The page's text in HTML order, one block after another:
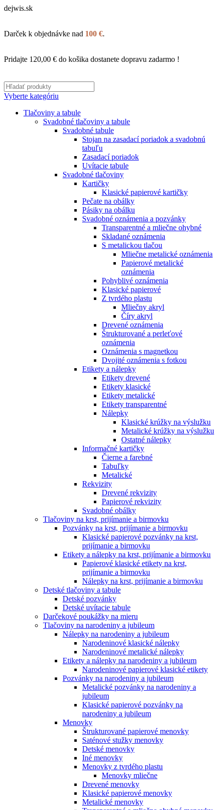
dejwis.sk
Darček k objednávke nad 100 €.
Pridajte 120,00 € do košika dostanete dopravu zadarmo !
Vyberte kategóriu
Tlačoviny a tabule
Svadobné tlačoviny a tabule
Svadobné tabule
Stojan na zasadací poriadok a svadobnú
tabuľu
Zasadací poriadok
Uvítacie tabule
Svadobné tlačoviny
Kartičky
Klasické papierové kartičky
Pečate na obálky
Pásiky na obálku
Svadobné oznámenia a pozvánky
Transparentné a mliečne ohybné
Skladané oznámenia
S metalickou tlačou
Mliečne metalické oznámenia
Papierové metalické
oznámenia
Pohyblivé oznámenia
Klasické papierové
Z tvrdého plastu
Mliečny akryl
Číry akryl
Drevené oznámenia
Štrukturované a perleťové
oznámenia
Oznámenia s magnetkou
Dvojité oznámenia s fotkou
Etikety a nálepky
Etikety drevené
Etikety klasické
Etikety metalické
Etikety transparentné
Nálepky
Klasické krúžky na výslužku
Metalické krúžky na výslužku
Ostatné nálepky
Informačné kartičky
Čierne a farebné
Tabuľky
Metalické
Rekvizity
Drevené rekvizity
Papierové rekvizity
Svadobné obálky
Tlačoviny na krst, prijímanie a birmovku
Pozvánky na krst, prijímanie a birmovku
Klasické papierové pozvánky na krst,
prijímanie a birmovku
Etikety a nálepky na krst, prijímanie a birmovku
Papierové klasické etikety na krst,
prijímanie a birmovku
Nálepky na krst, prijímanie a birmovku
Detské tlačoviny a tabule
Detské pozvánky
Detské uvítacie tabule
Darčekové poukážky na mieru
Tlačoviny na narodeniny a jubileum
Nálepky na narodeniny a jubileum
Narodeninové klasické nálepky
Narodeninové metalické nálepky
Etikety a nálepky na narodeniny a jubileum
Narodeninové papierové klasické etikety
Pozvánky na narodeniny a jubileum
Metalické pozvánky na narodeniny a
jubileum
Klasické papierové pozvánky na
narodeniny a jubileum
Menovky
Štrukturované papierové menovky
Saténové stužky menovky
Detské menovky
Iné menovky
Menovky z tvrdého plastu
Menovky mliečne
Drevené menovky
Klasické papierové menovky
Metalické menovky